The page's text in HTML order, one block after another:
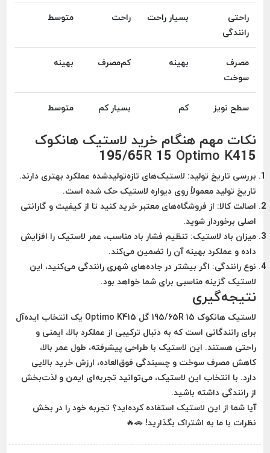
راحتی
رانندگی
بسیار راحت راحت متوسط
مصرف
سوخت
بهینه کم‌مصرف بهینه
سطح نویز کم بسیار کم متوسط
نکات مهم هنگام خرید لاستیک هانکوک
195/65R 15 Optimo K415
بررسی تاریخ تولید: لاستیک‌های تازه‌تولیدشده عملکرد بهتری دارند.
تاریخ تولید معمولاً روی دیواره لاستیک حک شده است.
اصالت کالا: از فروشگاه‌های معتبر خرید کنید تا از کیفیت و گارانتی
اصلی برخوردار شوید.
میزان باد لاستیک: تنظیم فشار باد مناسب، عمر لاستیک را افزایش
داده و عملکرد بهینه آن را تضمین می‌کند.
نوع رانندگی: اگر بیشتر در جاده‌های شهری رانندگی می‌کنید، این
لاستیک گزینه مناسبی برای شما خواهد بود.
نتیجه‌گیری
لاستیکهانکوک 195/65R 15 گل Optimo K415
یک انتخاب ایده‌آل
برای رانندگانی است که به دنبال ترکیبی از عملکرد بالا، ایمنی و
راحتی هستند. این لاستیک با طراحی پیشرفته، طول عمر بالا،
کاهش مصرف سوخت و چسبندگی فوق‌العاده، ارزش خرید بالایی
دارد. با انتخاب این لاستیک، می‌توانید تجربه‌ای ایمن و لذت‌بخش
از رانندگی داشته باشید.
آیا شما از این لاستیک استفاده کرده‌اید؟ تجربه خود را در بخش
نظرات با ما به اشتراک بگذارید!🚗🔥